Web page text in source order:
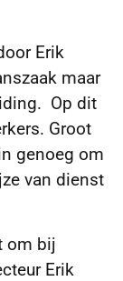
Erik
maar
Op dit
Groot
genoeg om
van dienst
om bij
Erik